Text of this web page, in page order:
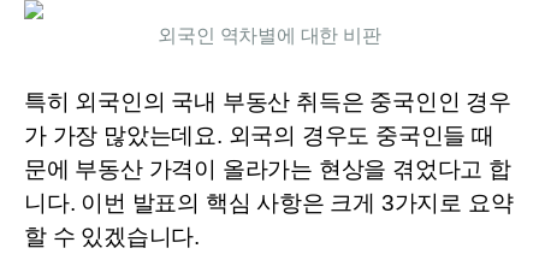
외국인 역차별에 대한 비판
특히 외국인의 국내 부동산 취득은 중국인인 경우
가 가장 많았는데요. 외국의 경우도 중국인들 때
문에 부동산 가격이 올라가는 현상을 겪었다고 합
니다. 이번 발표의 핵심 사항은 크게 3가지로 요약
할 수 있겠습니다.